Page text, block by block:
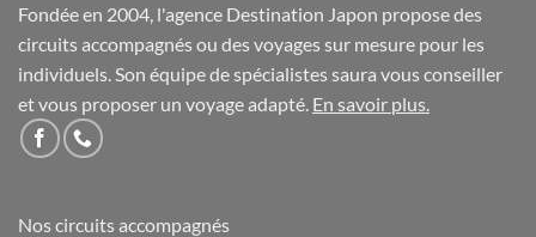
Fondée en 2004, l'agence Destination Japon propose des
circuits accompagnés ou des voyages sur mesure pour les
individuels. Son équipe de spécialistes saura vous conseiller
et vous proposer un voyage adapté. En savoir plus
Nos circuits accompagnés